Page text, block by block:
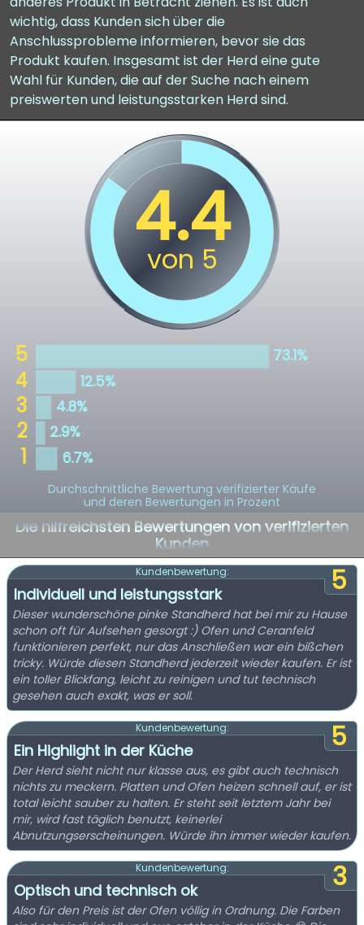
wichtig, dass Kunden sich über die
Anschlussprobleme informieren, bevor sie das
Produkt kaufen. Insgesamt ist der Herd eine gute
Wahl für Kunden, die auf der Suche nach einem
preiswerten und leistungsstarken Herd sind.
Durchschnittliche Bewertung verifizierter Käufe
und deren Bewertungen in Prozent
Die hilfreichsten Bewertungen von verifizierten
Kunden
5
Kundenbewertung:
Individuell und leistungsstark
Dieser wunderschöne pinke Standherd hat bei mir zu Hause
schon oft für Aufsehen gesorgt :) Ofen und Ceranfeld
funktionieren perfekt, nur das Anschließen war ein bißchen
tricky. Würde diesen Standherd jederzeit wieder kaufen. Er ist
ein toller Blickfang, leicht zu reinigen und tut technisch
gesehen auch exakt, was er soll.
5
Kundenbewertung:
Ein Highlight in der Küche
Der Herd sieht nicht nur klasse aus, es gibt auch technisch
nichts zu meckern. Platten und Ofen heizen schnell auf, er ist
total leicht sauber zu halten. Er steht seit letztem Jahr bei
mir, wird fast täglich benutzt, keinerlei
Abnutzungserscheinungen. Würde ihn immer wieder kaufen.
3
Kundenbewertung:
Optisch und technisch ok
Also für den Preis ist der Ofen völlig in Ordnung. Die Farben